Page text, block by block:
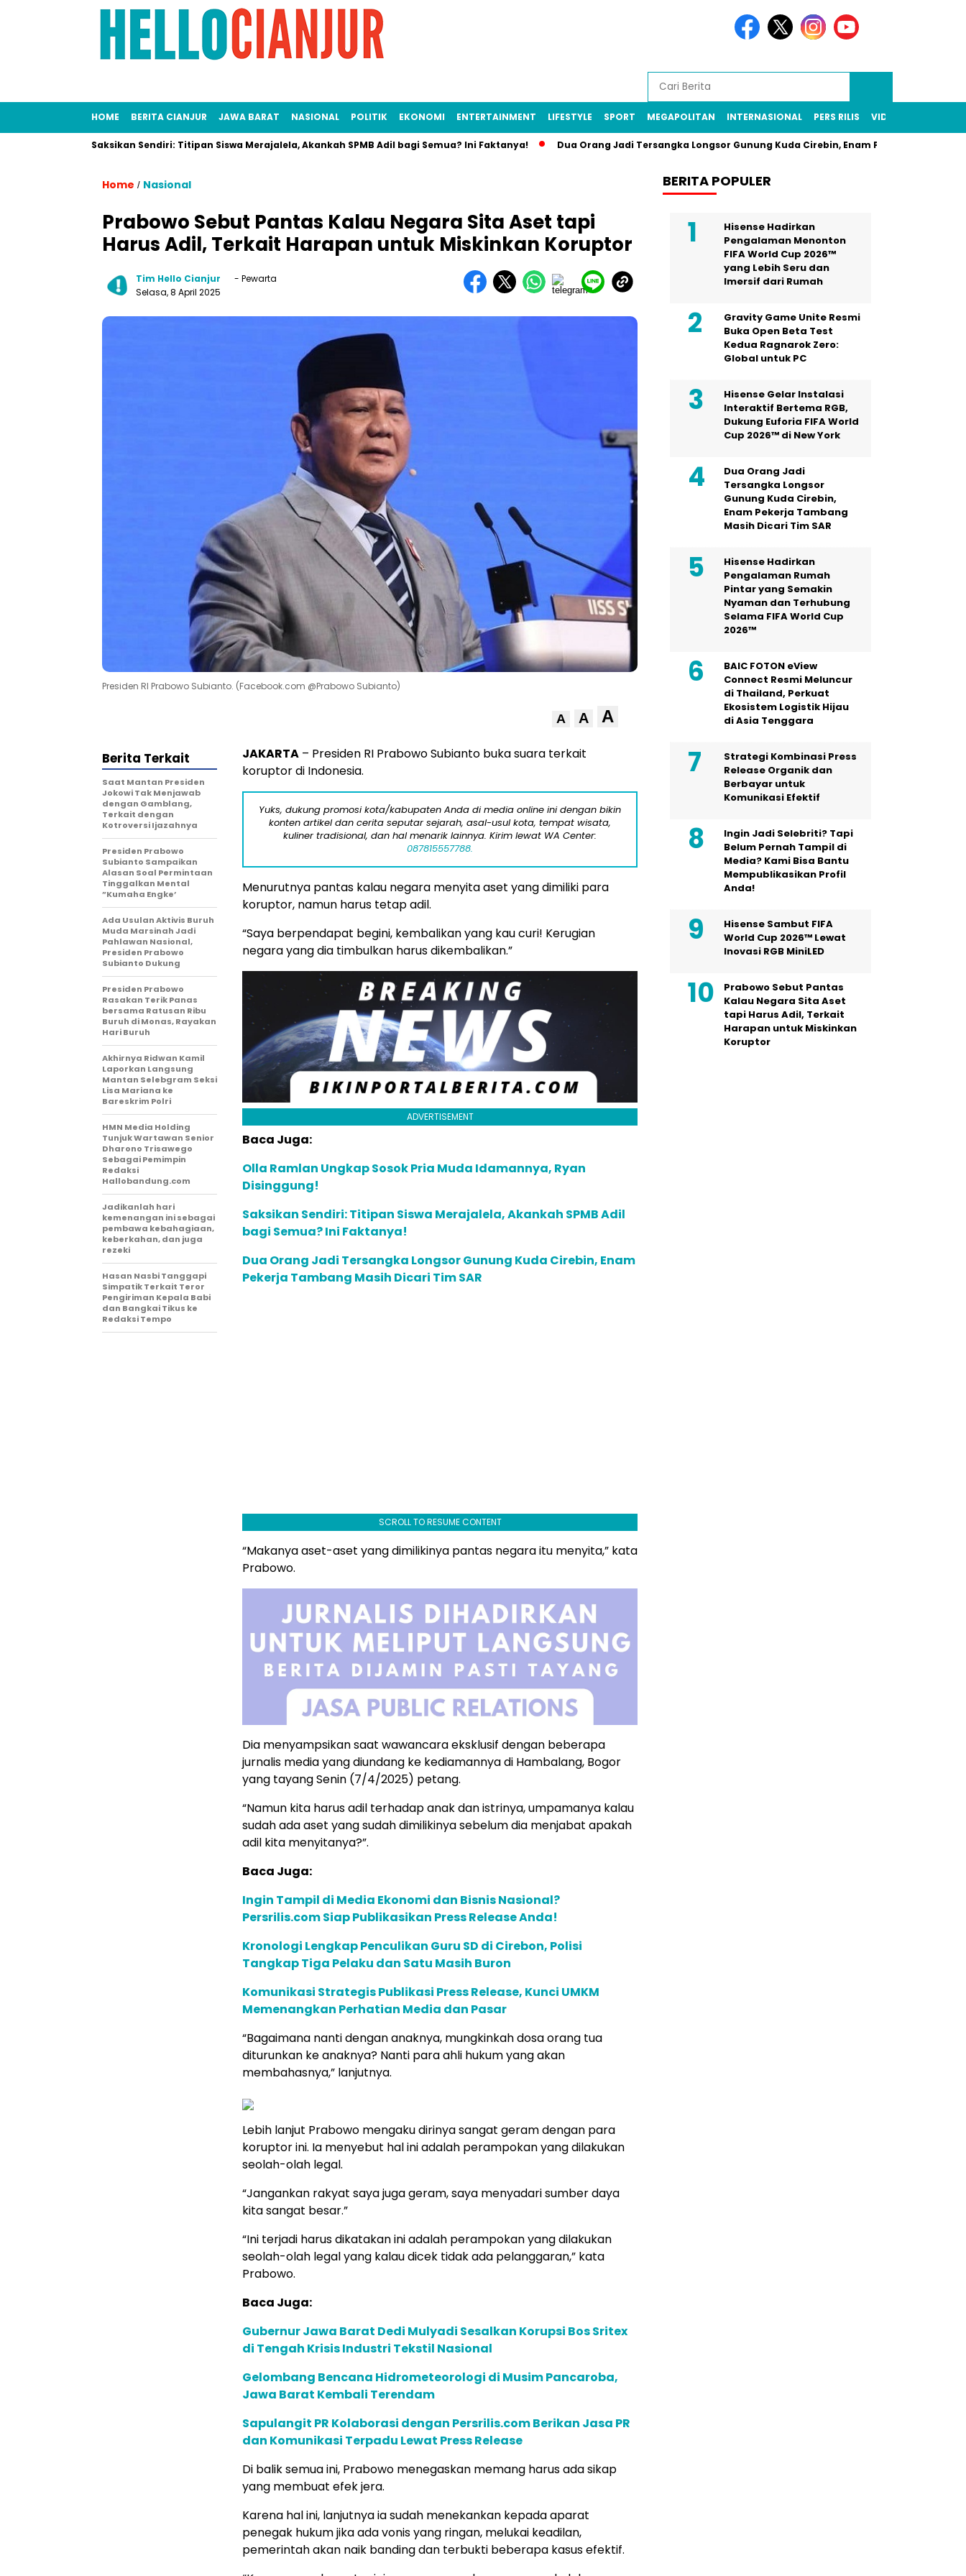
HOME BERITA CIANJUR JAWA BARAT NASIONAL POLITIK EKONOMI ENTERTAINMENT LIFESTYLE SPORT MEGAPOLITAN INTERNASIONAL PERS RILIS VIDEO
Saksikan Sendiri: Titipan Siswa Merajalela, Akankah SPMB Adil bagi Semua? Ini Faktanya! Dua Orang Jadi Tersangka Longsor Gunung Kuda Cirebin, Enam Pekerja Tambang Masih
Home / Nasional
Prabowo Sebut Pantas Kalau Negara Sita Aset tapi
Harus Adil, Terkait Harapan untuk Miskinkan Koruptor
Tim Hello Cianjur
- Pewarta
Selasa, 8 April 2025
Presiden RI Prabowo Subianto. (Facebook.com @Prabowo Subianto)
A A A
JAKARTA – Presiden RI Prabowo Subianto buka suara terkait
koruptor di Indonesia.
Yuks, dukung promosi kota/kabupaten Anda di media online ini dengan bikin
konten artikel dan cerita seputar sejarah, asal-usul kota, tempat wisata,
kuliner tradisional, dan hal menarik lainnya. Kirim lewat WA Center:
087815557788.
Menurutnya pantas kalau negara menyita aset yang dimiliki para
koruptor, namun harus tetap adil.
“Saya berpendapat begini, kembalikan yang kau curi! Kerugian
negara yang dia timbulkan harus dikembalikan.”
ADVERTISEMENT
Baca Juga:
Olla Ramlan Ungkap Sosok Pria Muda Idamannya, Ryan
Disinggung!
Saksikan Sendiri: Titipan Siswa Merajalela, Akankah SPMB Adil
bagi Semua? Ini Faktanya!
Dua Orang Jadi Tersangka Longsor Gunung Kuda Cirebin, Enam
Pekerja Tambang Masih Dicari Tim SAR
SCROLL TO RESUME CONTENT
“Makanya aset-aset yang dimilikinya pantas negara itu menyita,” kata
Prabowo.
Dia menyampsikan saat wawancara eksklusif dengan beberapa
jurnalis media yang diundang ke kediamannya di Hambalang, Bogor
yang tayang Senin (7/4/2025) petang.
“Namun kita harus adil terhadap anak dan istrinya, umpamanya kalau
sudah ada aset yang sudah dimilikinya sebelum dia menjabat apakah
adil kita menyitanya?”.
Baca Juga:
Ingin Tampil di Media Ekonomi dan Bisnis Nasional?
Persrilis.com Siap Publikasikan Press Release Anda!
Kronologi Lengkap Penculikan Guru SD di Cirebon, Polisi
Tangkap Tiga Pelaku dan Satu Masih Buron
Komunikasi Strategis Publikasi Press Release, Kunci UMKM
Memenangkan Perhatian Media dan Pasar
“Bagaimana nanti dengan anaknya, mungkinkah dosa orang tua
diturunkan ke anaknya? Nanti para ahli hukum yang akan
membahasnya,” lanjutnya.
Lebih lanjut Prabowo mengaku dirinya sangat geram dengan para
koruptor ini. Ia menyebut hal ini adalah perampokan yang dilakukan
seolah-olah legal.
“Jangankan rakyat saya juga geram, saya menyadari sumber daya
kita sangat besar.”
“Ini terjadi harus dikatakan ini adalah perampokan yang dilakukan
seolah-olah legal yang kalau dicek tidak ada pelanggaran,” kata
Prabowo.
Baca Juga:
Gubernur Jawa Barat Dedi Mulyadi Sesalkan Korupsi Bos Sritex
di Tengah Krisis Industri Tekstil Nasional
Gelombang Bencana Hidrometeorologi di Musim Pancaroba,
Jawa Barat Kembali Terendam
Sapulangit PR Kolaborasi dengan Persrilis.com Berikan Jasa PR
dan Komunikasi Terpadu Lewat Press Release
Di balik semua ini, Prabowo menegaskan memang harus ada sikap
yang membuat efek jera.
Karena hal ini, lanjutnya ia sudah menekankan kepada aparat
penegak hukum jika ada vonis yang ringan, melukai keadilan,
pemerintah akan naik banding dan terbukti beberapa kasus efektif.
Berita Terkait
Saat Mantan Presiden
Jokowi Tak Menjawab
dengan Gamblang,
Terkait dengan
Kotroversi Ijazahnya
Presiden Prabowo
Subianto Sampaikan
Alasan Soal Permintaan
Tinggalkan Mental
”Kumaha Engke’
Ada Usulan Aktivis Buruh
Muda Marsinah Jadi
Pahlawan Nasional,
Presiden Prabowo
Subianto Dukung
Presiden Prabowo
Rasakan Terik Panas
bersama Ratusan Ribu
Buruh di Monas, Rayakan
Hari Buruh
Akhirnya Ridwan Kamil
Laporkan Langsung
Mantan Selebgram Seksi
Lisa Mariana ke
Bareskrim Polri
HMN Media Holding
Tunjuk Wartawan Senior
Dharono Trisawego
Sebagai Pemimpin
Redaksi
Hallobandung.com
Jadikanlah hari
kemenangan ini sebagai
pembawa kebahagiaan,
keberkahan, dan juga
rezeki
Hasan Nasbi Tanggapi
Simpatik Terkait Teror
Pengiriman Kepala Babi
dan Bangkai Tikus ke
Redaksi Tempo
BERITA POPULER
Hisense Hadirkan
Pengalaman Menonton
FIFA World Cup 2026™
yang Lebih Seru dan
Imersif dari Rumah
Gravity Game Unite Resmi
Buka Open Beta Test
Kedua Ragnarok Zero:
Global untuk PC
Hisense Gelar Instalasi
Interaktif Bertema RGB,
Dukung Euforia FIFA World
Cup 2026™ di New York
Dua Orang Jadi
Tersangka Longsor
Gunung Kuda Cirebin,
Enam Pekerja Tambang
Masih Dicari Tim SAR
Hisense Hadirkan
Pengalaman Rumah
Pintar yang Semakin
Nyaman dan Terhubung
Selama FIFA World Cup
2026™
BAIC FOTON eView
Connect Resmi Meluncur
di Thailand, Perkuat
Ekosistem Logistik Hijau
di Asia Tenggara
Strategi Kombinasi Press
Release Organik dan
Berbayar untuk
Komunikasi Efektif
Ingin Jadi Selebriti? Tapi
Belum Pernah Tampil di
Media? Kami Bisa Bantu
Mempublikasikan Profil
Anda!
Hisense Sambut FIFA
World Cup 2026™ Lewat
Inovasi RGB MiniLED
Prabowo Sebut Pantas
Kalau Negara Sita Aset
tapi Harus Adil, Terkait
Harapan untuk Miskinkan
Koruptor